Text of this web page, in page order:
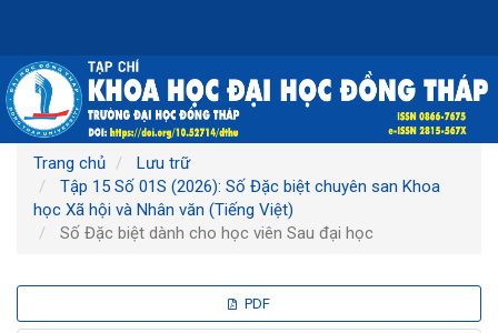
chính
Nội
dung
chính
Thanh
bên
Trang chủ
Lưu trữ
Tập 15 Số 01S (2026): Số Đặc biệt chuyên san Khoa
học Xã hội và Nhân văn (Tiếng Việt)
Số Đặc biệt dành cho học viên Sau đại học
PDF